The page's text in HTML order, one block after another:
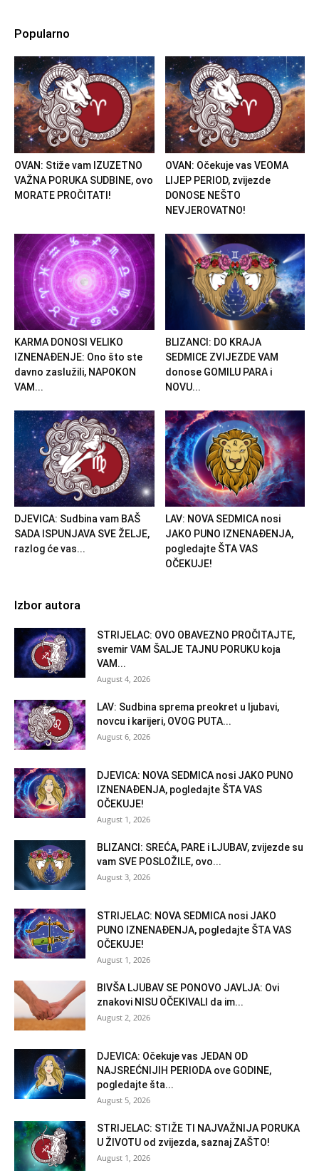
Popularno
OVAN: Stiže vam IZUZETNO
VAŽNA PORUKA SUDBINE, ovo
MORATE PROČITATI!
OVAN: Očekuje vas VEOMA
LIJEP PERIOD, zvijezde
DONOSE NEŠTO
NEVJEROVATNO!
KARMA DONOSI VELIKO
IZNENAĐENJE: Ono što ste
davno zaslužili, NAPOKON
VAM...
BLIZANCI: DO KRAJA
SEDMICE ZVIJEZDE VAM
donose GOMILU PARA i
NOVU...
DJEVICA: Sudbina vam BAŠ
SADA ISPUNJAVA SVE ŽELJE,
razlog će vas...
LAV: NOVA SEDMICA nosi
JAKO PUNO IZNENAĐENJA,
pogledajte ŠTA VAS
OČEKUJE!
Izbor autora
STRIJELAC: OVO OBAVEZNO PROČITAJTE,
svemir VAM ŠALJE TAJNU PORUKU koja
VAM...
August 4, 2026
LAV: Sudbina sprema preokret u ljubavi,
novcu i karijeri, OVOG PUTA...
August 6, 2026
DJEVICA: NOVA SEDMICA nosi JAKO PUNO
IZNENAĐENJA, pogledajte ŠTA VAS
OČEKUJE!
August 1, 2026
BLIZANCI: SREĆA, PARE i LJUBAV, zvijezde su
vam SVE POSLOŽILE, ovo...
August 3, 2026
STRIJELAC: NOVA SEDMICA nosi JAKO
PUNO IZNENAĐENJA, pogledajte ŠTA VAS
OČEKUJE!
August 1, 2026
BIVŠA LJUBAV SE PONOVO JAVLJA: Ovi
znakovi NISU OČEKIVALI da im...
August 2, 2026
DJEVICA: Očekuje vas JEDAN OD
NAJSREĆNIJIH PERIODA ove GODINE,
pogledajte šta...
August 5, 2026
STRIJELAC: STIŽE TI NAJVAŽNIJA PORUKA
U ŽIVOTU od zvijezda, saznaj ZAŠTO!
August 1, 2026